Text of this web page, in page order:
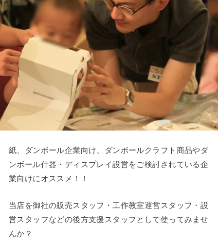
紙、ダンボール企業向け、ダンボールクラフト商品やダ
ンボール什器・ディスプレイ設営をご検討されている企
業向けにオススメ！！
当店を御社の販売スタッフ・工作教室運営スタッフ・設
営スタッフなどの後方支援スタッフとして使ってみませ
んか？